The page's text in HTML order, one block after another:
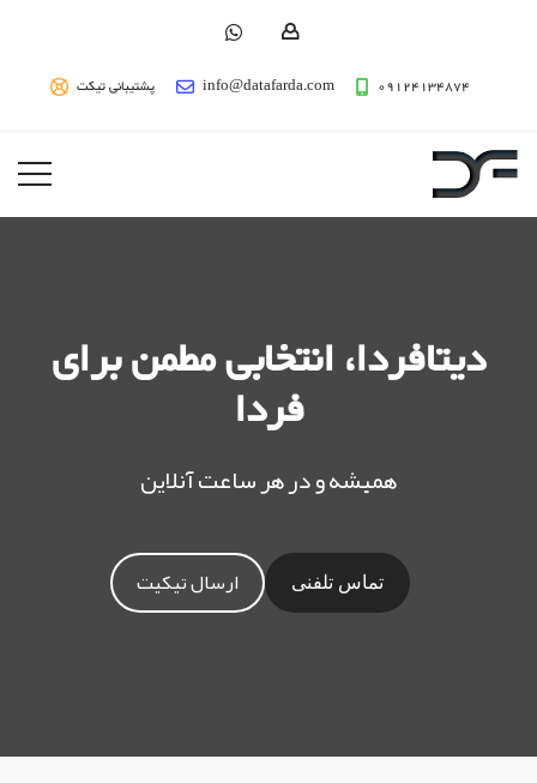
09124134874
info@datafarda.com پشتیبانی تیکت
دیتافردا، انتخابی مطمن برای
فردا
همیشه و در هر ساعت آنلاین
تماس تلفنی ارسال تیکیت